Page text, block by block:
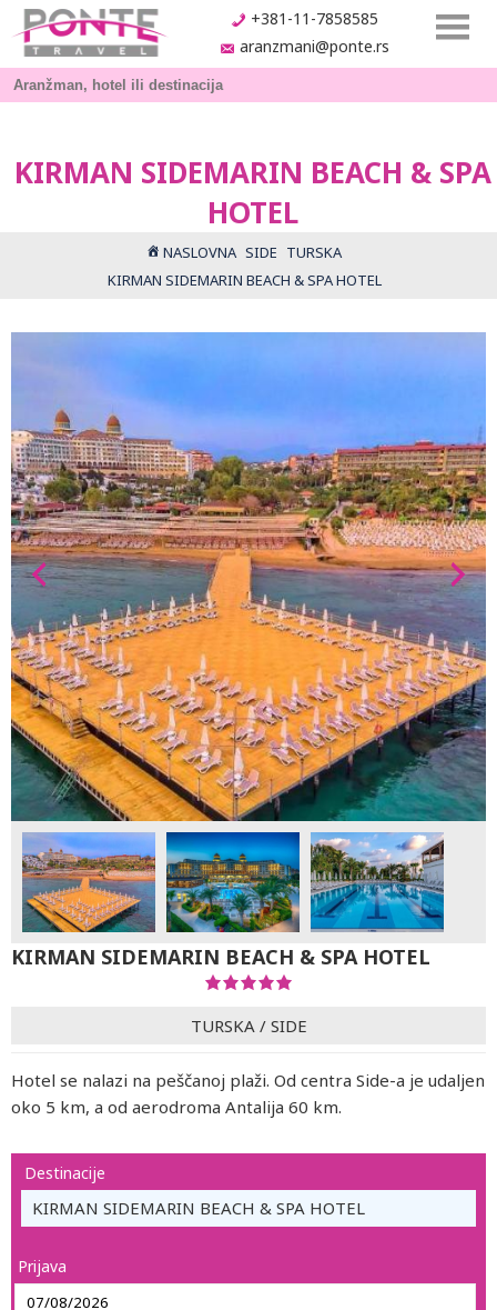
+381-11-7858585
aranzmani@ponte.rs
KIRMAN SIDEMARIN BEACH & SPA
HOTEL
NASLOVNA SIDE TURSKA
KIRMAN SIDEMARIN BEACH & SPA HOTEL
KIRMAN SIDEMARIN BEACH & SPA HOTEL
TURSKA / SIDE
Hotel se nalazi na peščanoj plaži. Od centra Side-a je udaljen
oko 5 km, a od aerodroma Antalija 60 km.
Destinacije
KIRMAN SIDEMARIN BEACH & SPA HOTEL
Prijava